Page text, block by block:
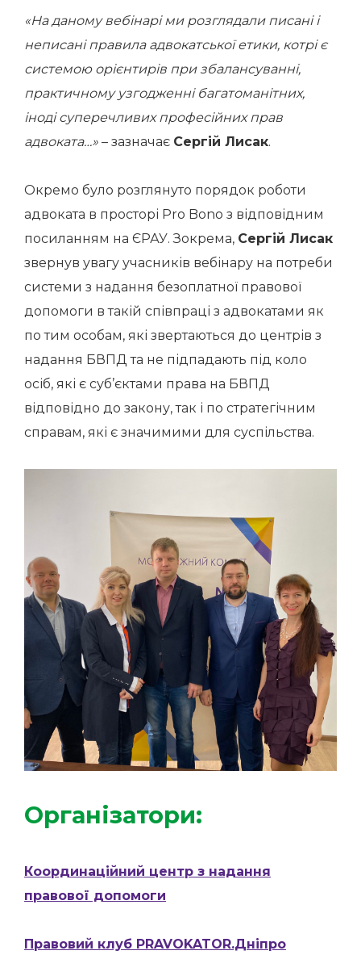
«На даному вебінарі ми розглядали писані і
неписані правила адвокатської етики, котрі є
системою орієнтирів при збалансуванні,
практичному узгодженні багатоманітних,
іноді суперечливих професійних прав
адвоката…» – зазначає Сергій Лисак.
Окремо було розглянуто порядок роботи
адвоката в просторі Pro Bono з відповідним
посиланням на ЄРАУ. Зокрема, Сергій Лисак
звернув увагу учасників вебінару на потреби
системи з надання безоплатної правової
допомоги в такій співпраці з адвокатами як
по тим особам, які звертаються до центрів з
надання БВПД та не підпадають під коло
осіб, які є суб’єктами права на БВПД
відповідно до закону, так і по стратегічним
справам, які є значимими для суспільства.
Організатори:
Координаційний центр з надання
правової допомоги
Правовий клуб PRAVOKATOR.Дніпро